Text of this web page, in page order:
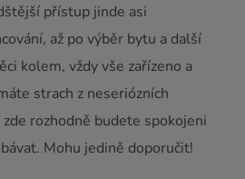
přístup jinde asi
až po výběr bytu a další
kolem, vždy vše zařízeno a
strach z neseriózních
rozhodně budete spokojeni
Mohu jedině doporučit!